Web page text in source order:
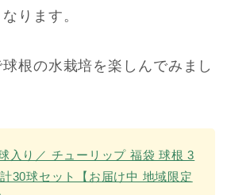
ります。
根の水栽培を楽しんでみまし
入り／ チューリップ 福袋 球根 3
30球セット【お届け中 地域限定